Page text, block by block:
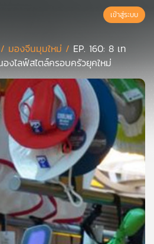
เข้าสู่ระบบ
มองจีนมุมใหม่ / EP. 160: 8 เท
งไลฟ์สไตล์ครอบครัวยุคใหม่